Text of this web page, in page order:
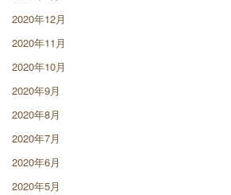
2020年12月
2020年11月
2020年10月
2020年9月
2020年8月
2020年7月
2020年6月
2020年5月